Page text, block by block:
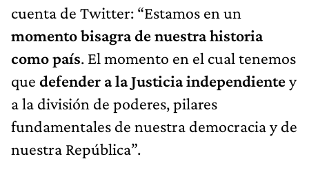
cuenta de Twitter: “Estamos en un
momento bisagra de nuestra historia
como país. El momento en el cual tenemos
que defender a la Justicia independientey
a la división de poderes, pilares
fundamentales de nuestra democracia y de
nuestra República”.